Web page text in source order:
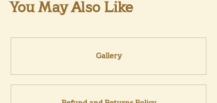
You May Also Like
Gallery